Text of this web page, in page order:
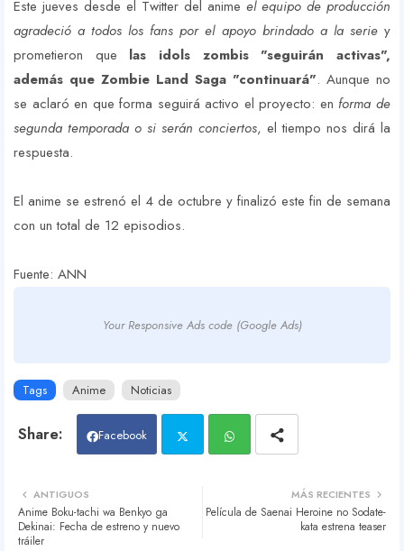
Este jueves desde el Twitter del anime el equipo de producción
agradeció a todos los fans por el apoyo brindado a la serie y
prometieron que las idols zombis "seguirán activas",
además que Zombie Land Saga "continuará". Aunque no
se aclaró en que forma seguirá activo el proyecto: en forma de
segunda temporada o si serán conciertos, el tiempo nos dirá la
respuesta.
El anime se estrenó el 4 de octubre y finalizó este fin de semana
con un total de 12 episodios.
Fuente: ANN
Your Responsive Ads code (Google Ads)
Tags Anime Noticias
Facebook
atsa
MÁS RECIENTES
Película de Saenai Heroine no Sodate-
kata estrena teaser
ANTIGUOS
Anime Boku-tachi wa Benkyo ga
Dekinai: Fecha de estreno y nuevo
tráiler